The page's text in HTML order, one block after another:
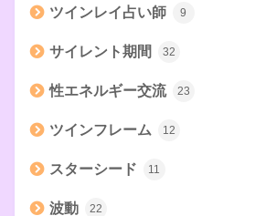
ツインレイ占い師 9
サイレント期間 32
性エネルギー交流 23
ツインフレーム 12
スターシード 11
波動 22